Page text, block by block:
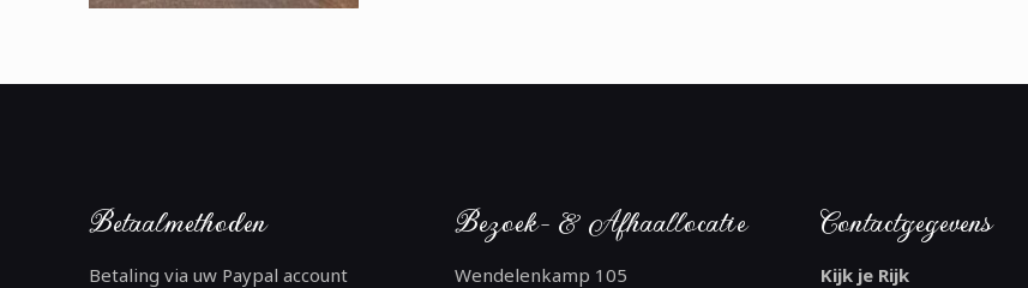
Betaalmethoden
Betaling via uw Paypal account
Bezoek- & Afhaallocatie
Wendelenkamp 105
Contactgegevens
Kijk je Rijk